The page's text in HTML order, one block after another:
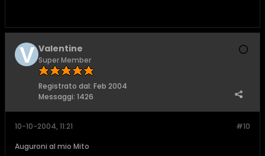
Valentine
Super Member
Registrato dal: Feb 2004
Messaggi: 1426
#10
10-10-2004, 11:21
Auguroni al mio Mito